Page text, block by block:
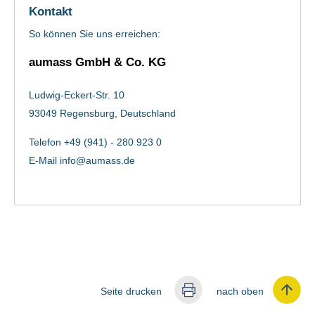
Kontakt
So können Sie uns erreichen:
aumass GmbH & Co. KG
Ludwig-Eckert-Str. 10
93049 Regensburg, Deutschland
Telefon +49 (941) - 280 923 0
E-Mail info@aumass.de
nach oben
Seite drucken